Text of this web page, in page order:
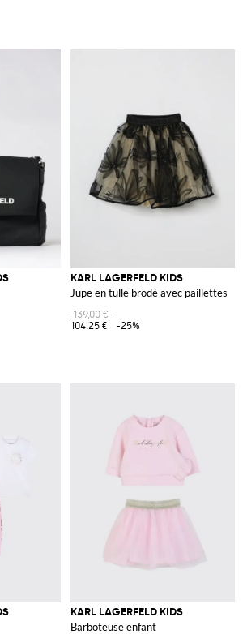
KARL LAGERFELD KIDS
Jupe en tulle brodé avec paillettes
139,00 €
104,25 €
-25%
KARL LAGERFELD KIDS
Barboteuse enfant